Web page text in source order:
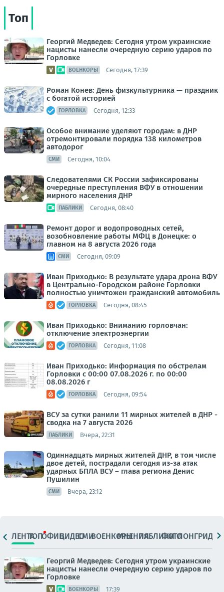
Топ
Георгий Медведев: Сегодня утром украинские
нацисты нанесли очередную серию ударов по
Горловке
ВОЕНКОРЫ Сегодня, 17:39
Роман Конев: День физкультурника — праздник
с богатой историей
ГОРЛОВКА Сегодня, 12:33
Особое внимание уделяют городам: в ДНР
отремонтировали порядка 138 километров
автодорог
СМИ Сегодня, 10:04
Следователями СК России зафиксированы
очередные преступления ВФУ в отношении
мирного населения ДНР
ПАБЛИКИ Сегодня, 08:40
Ремонт дорог и водопроводных сетей,
возобновление работы МФЦ в Донецке: о
главном на 8 августа 2026 года
СМИ Сегодня, 09:09
Иван Приходько: В результате удара дрона ВФУ
в Центрально-Городском районе Горловки
полностью уничтожен гражданский автомобиль
ГОРЛОВКА Сегодня, 08:45
Иван Приходько: Вниманию горловчан:
отключение электроэнергии
ГОРЛОВКА Сегодня, 11:08
Иван Приходько: Информация по обстрелам
Горловки с 00:00 07.08.2026 г. по 00:00
08.08.2026 г
ГОРЛОВКА Сегодня, 09:54
ВСУ за сутки ранили 11 мирных жителей в ДНР -
сводка на 7 августа 2026
ПАБЛИКИ Вчера, 22:31
Одиннадцать мирных жителей ДНР, в том числе
двое детей, пострадали сегодня из-за атак
ударных БПЛА ВСУ – глава региона Денис
Пушилин
СМИ Вчера, 23:12
ЛЕНТАТОПОФИЦ.ВИДЕОСМИВОЕНКОРЫМНЕНИЯПАБЛИКИ
ФОТОЛОНГРИДЫ
Георгий Медведев: Сегодня утром украинские
нацисты нанесли очередную серию ударов по
Горловке
ВОЕНКОРЫ 17:39